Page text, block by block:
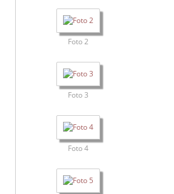
Foto 2
Foto 3
Foto 4